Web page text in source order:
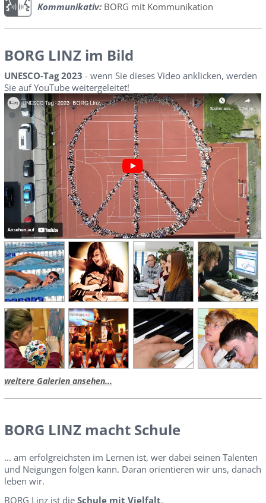
Kommunikativ: BORG mit Kommunikation
BORG LINZ im Bild
UNESCO-Tag 2023 - wenn Sie dieses Video anklicken, werden
Sie auf YouTube weitergeleitet!
weitere Galerien ansehen...
BORG LINZ macht Schule
... am erfolgreichsten im Lernen ist, wer dabei seinen Talenten
und Neigungen folgen kann. Daran orientieren wir uns, danach
leben wir.
BORG Linz ist die Schule mit Vielfalt.